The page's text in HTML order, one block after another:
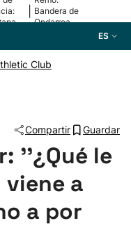
Bandera de
Ondarroa
ES
Club
Compartir Guardar
''¿Qué le
a
a por